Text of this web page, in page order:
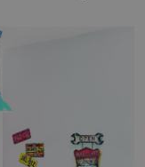
z rodinných